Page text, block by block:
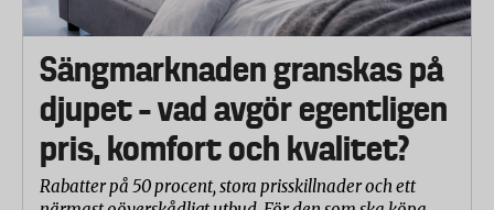
Sängmarknaden granskas på
djupet – vad avgör egentligen
pris, komfort och kvalitet?
Rabatter på 50 procent, stora prisskillnader och ett